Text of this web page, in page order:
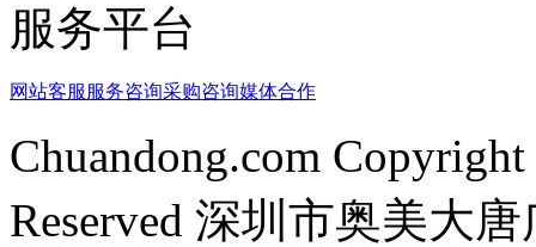
服务平台
网站客服 服务咨询采购咨询媒体合作
Chuandong.com
Reserved 深圳市奥美大